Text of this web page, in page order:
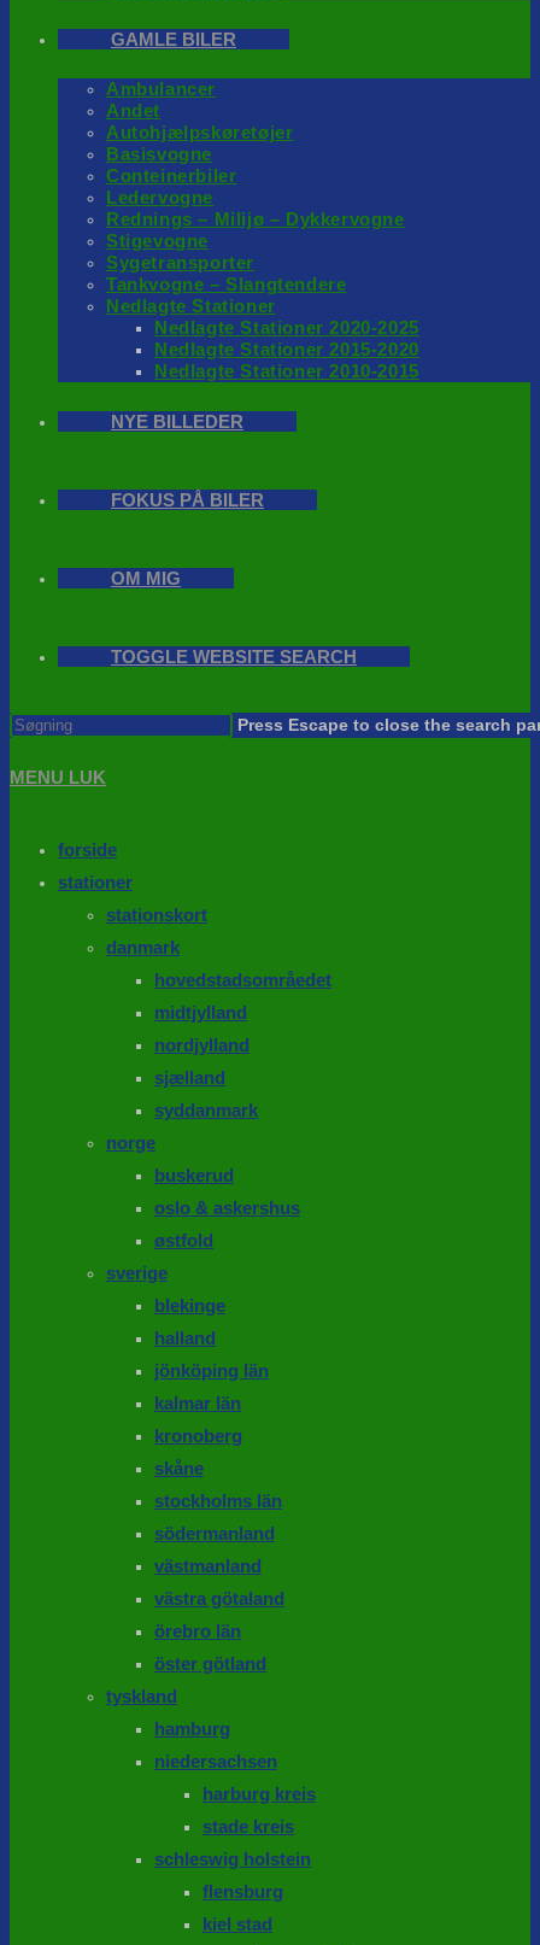
GAMLE BILER
Ambulancer
Andet
Autohjælpskøretøjer
Basisvogne
Conteinerbiler
Ledervogne
Rednings – Milijø – Dykkervogne
Stigevogne
Sygetransporter
Tankvogne – Slangtendere
Nedlagte Stationer
Nedlagte Stationer 2020-2025
Nedlagte Stationer 2015-2020
Nedlagte Stationer 2010-2015
NYE BILLEDER
FOKUS PÅ BILER
OM MIG
TOGGLE WEBSITE SEARCH
Press Escape to close the search
MENU LUK
forside
stationer
stationskort
danmark
hovedstadsområedet
midtjylland
nordjylland
sjælland
syddanmark
norge
buskerud
oslo & askershus
østfold
sverige
blekinge
halland
jönköping län
kalmar län
kronoberg
skåne
stockholms län
södermanland
västmanland
västra götaland
örebro län
öster götland
tyskland
hamburg
niedersachsen
harburg kreis
stade kreis
schleswig holstein
flensburg
kiel stad